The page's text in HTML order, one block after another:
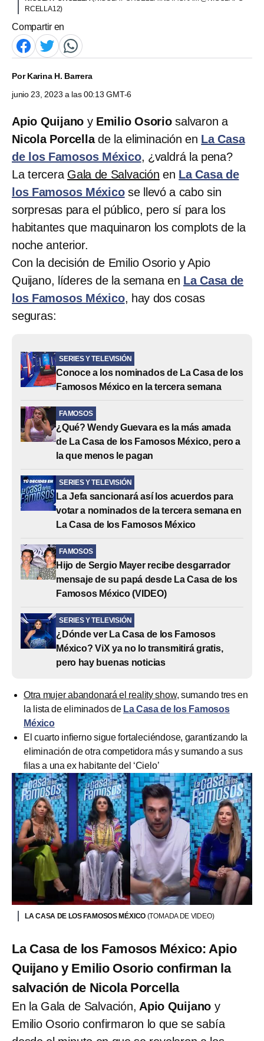
RCELLA12)
Compartir en
PorKarina H. Barrera
junio 23, 2023 a las 00:13 GMT-6
Apio Quijano y Emilio Osoriosalvaron a
Nicola Porcellade la eliminación en La Casa
de los Famosos México, ¿valdrá la pena?
La tercera Gala de Salvación en La Casa de
los Famosos Méxicose llevó a cabo sin
sorpresas para el público, pero sí para los
habitantes que maquinaron los complots de la
noche anterior.
Con la decisión de Emilio Osorio y Apio
Quijano, líderes de la semana en La Casa de
los Famosos México, hay dos cosas
seguras:
SERIES Y TELEVISIÓN
Conoce a los nominados de La Casa de los
Famosos México en la tercera semana
FAMOSOS
¿Qué? Wendy Guevara es la más amada
de La Casa de los Famosos México, pero a
la que menos le pagan
SERIES Y TELEVISIÓN
La Jefa sancionará así los acuerdos para
votar a nominados de la tercera semana en
La Casa de los Famosos México
FAMOSOS
Hijo de Sergio Mayer recibe desgarrador
mensaje de su papá desde La Casa de los
Famosos México (VIDEO)
SERIES Y TELEVISIÓN
¿Dónde ver La Casa de los Famosos
México? ViX ya no lo transmitirá gratis,
pero hay buenas noticias
Otra mujer abandonará el reality show, sumando tres en
la lista de eliminados de La Casa de los Famosos
México
El cuarto infierno sigue fortaleciéndose, garantizando la
eliminación de otra competidora más y sumando a sus
filas a una ex habitante del ‘Cielo’
LA CASA DE LOS FAMOSOS MÉXICO (TOMADA DE VIDEO)
La Casa de los Famosos México: Apio
Quijano y Emilio Osorio confirman la
salvación de Nicola Porcella
En la Gala de Salvación, Apio Quijano y
Emilio Osorio confirmaron lo que se sabía